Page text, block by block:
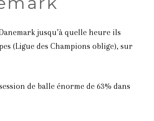
jusqu’à quelle heure ils
(Ligue des Champions oblige), sur
de balle énorme de 63% dans